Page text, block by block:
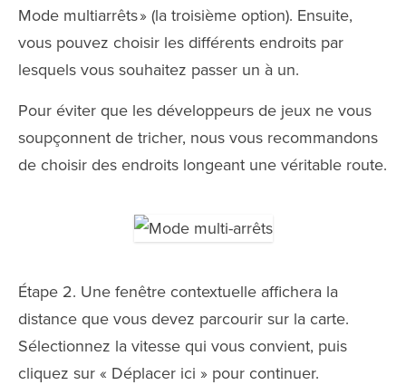
Mode multiarrêts » (la troisième option). Ensuite,
vous pouvez choisir les différents endroits par
lesquels vous souhaitez passer un à un.
Pour éviter que les développeurs de jeux ne vous
soupçonnent de tricher, nous vous recommandons
de choisir des endroits longeant une véritable route.
Étape 2. Une fenêtre contextuelle affichera la
distance que vous devez parcourir sur la carte.
Sélectionnez la vitesse qui vous convient, puis
cliquez sur « Déplacer ici » pour continuer.